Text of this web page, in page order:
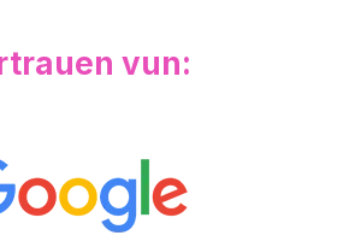
vun: